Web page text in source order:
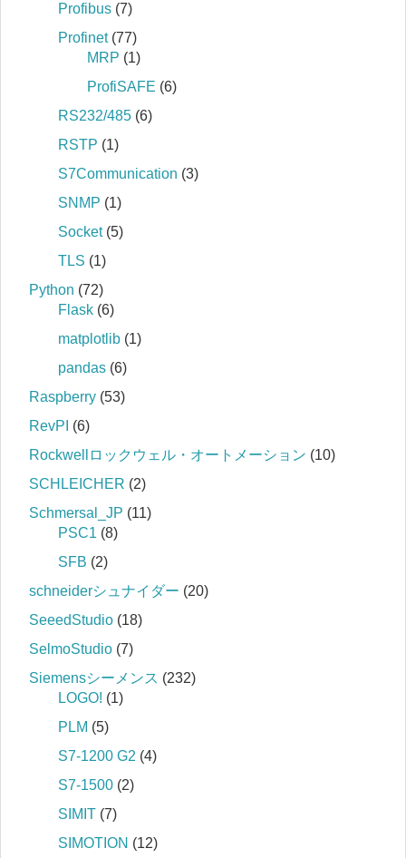
Profibus (7)
Profinet(77)
MRP (1)
ProfiSAFE (6)
RS232/485 (6)
RSTP (1)
S7Communication (3)
SNMP (1)
Socket(5)
TLS (1)
Python (72)
Flask (6)
matplotlib (1)
pandas (6)
Raspberry (53)
RevPI (6)
Rockwellロックウェル・オートメーション (10)
SCHLEICHER (2)
Schmersal_JP (11)
PSC1 (8)
SFB (2)
schneiderシュナイダー (20)
SeeedStudio (18)
SelmoStudio (7)
Siemensシーメンス (232)
LOGO! (1)
PLM (5)
S7‐1200 G2 (4)
S7‐1500 (2)
SIMIT (7)
SIMOTION (12)